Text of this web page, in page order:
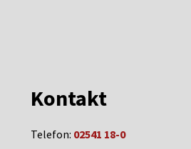
Kontakt
Telefon: 02541 18-0